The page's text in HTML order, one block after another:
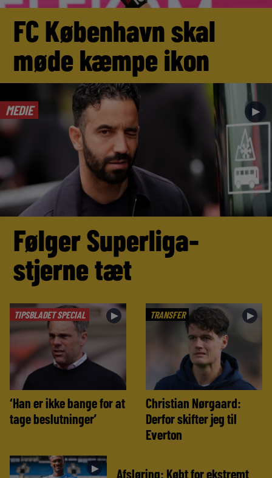
FC København skal
møde kæmpe ikon
MEDIE ►
Følger Superliga-
stjerne tæt
TIPSBLADET SPECIAL ►
‘Han er ikke bange for at
tage beslutninger’
TRANSFER ►
Christian Nørgaard:
Derfor skifter jeg til
Everton
► Afsløring: Købt for ekstremt